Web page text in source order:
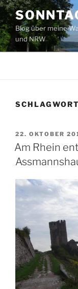
Zum
Inhalt
springenBlog über meine
und NRW
AM
22. OKTOBER
Am Rhein